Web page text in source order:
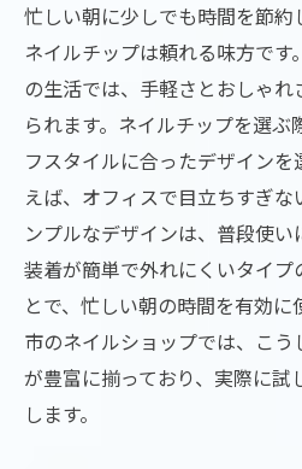
週末の予定に合わせ
み方
初めてでも安心！ネイル
山市での購入ポイント
初心者におすすめの
富山市で初めてネイ
意点
自分にぴったりのネ
富山市のネイルチッ
底解説
忙しい朝に少しでも時間を節
ネイルチップは頼れる味方で
の生活では、手軽さとおしゃ
られます。ネイルチップを選ぶ
フスタイルに合ったデザインを
えば、オフィスで目立ちすぎ
ンプルなデザインは、普段使い
装着が簡単で外れにくいタイ
とで、忙しい朝の時間を有効
市のネイルショップでは、こ
が豊富に揃っており、実際に試
します。